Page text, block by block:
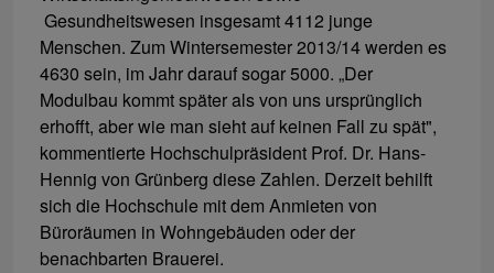
Gesundheitswesen insgesamt 4112 junge
Menschen. Zum Wintersemester 2013/14 werden es
4630 sein, im Jahr darauf sogar 5000. „Der
Modulbau kommt später als von uns ursprünglich
erhofft, aber wie man sieht auf keinen Fall zu spät",
kommentierte Hochschulpräsident Prof. Dr. Hans-
Hennig von Grünberg diese Zahlen. Derzeit behilft
sich die Hochschule mit dem Anmieten von
Büroräumen in Wohngebäuden oder der
benachbarten Brauerei.